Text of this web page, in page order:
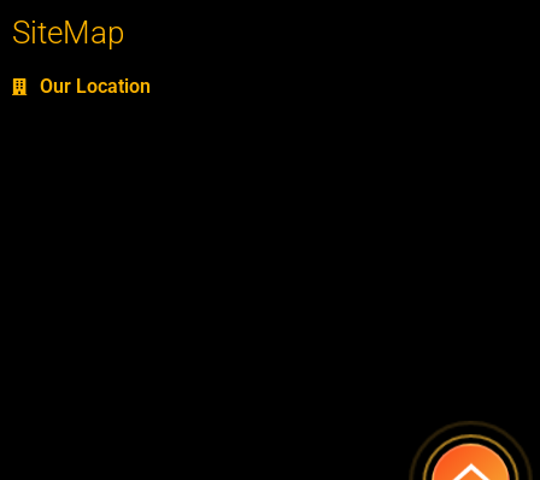
SiteMap
Our Location